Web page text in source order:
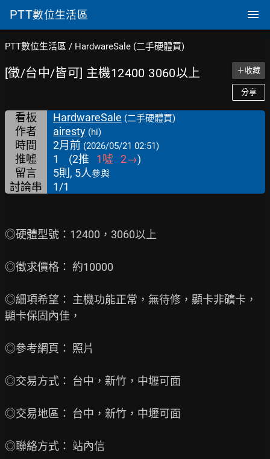
PTT數位生活區
PTT數位生活區 / HardwareSale (二手硬體買)
[徵/台中/皆可] 主機12400 3060以上 ＋收藏
分享
看板 HardwareSale (二手硬體買)
作者 airesty (hi)
時間 2月前 (2026/05/21 02:51)
推噓 1 (2推 1噓 2→)
留言
5則, 5人參與
討論串 1/1
◎硬體型號：12400，3060以上
◎徵求價格： 約10000
◎細項希望： 主機功能正常，無待修，顯卡非礦卡，
顯卡保固內佳，
◎參考網頁： 照片
◎交易方式： 台中，新竹，中壢可面
◎交易地區： 台中，新竹，中壢可面
◎聯絡方式： 站內信